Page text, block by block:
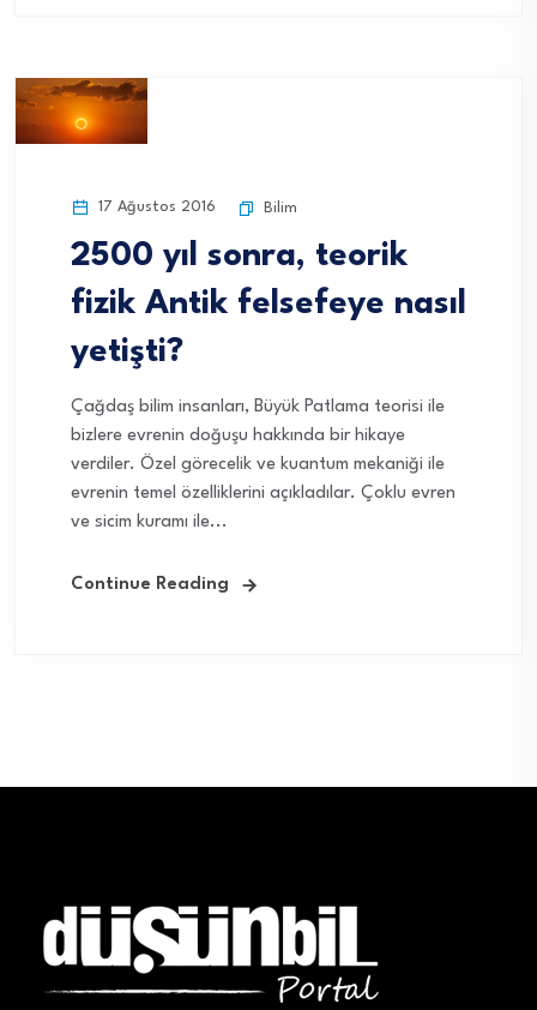
17 Ağustos 2016 Bilim
2500 yıl sonra, teorik
fizik Antik felsefeye nasıl
yetişti?
Çağdaş bilim insanları, Büyük Patlama teorisi ile
bizlere evrenin doğuşu hakkında bir hikaye
verdiler. Özel görecelik ve kuantum mekaniği ile
evrenin temel özelliklerini açıkladılar. Çoklu evren
ve sicim kuramı ile...
Continue Reading